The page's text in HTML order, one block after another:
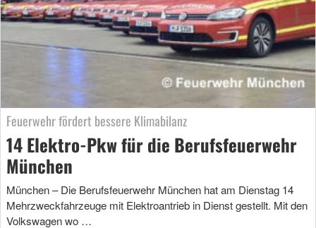
Feuerwehr fördert bessere Klimabilanz
14 Elektro-Pkw für die Berufsfeuerwehr
München
München – Die Berufsfeuerwehr München hat am Dienstag 14
Mehrzweckfahrzeuge mit Elektroantrieb in Dienst gestellt. Mit den
Volkswagen wo …